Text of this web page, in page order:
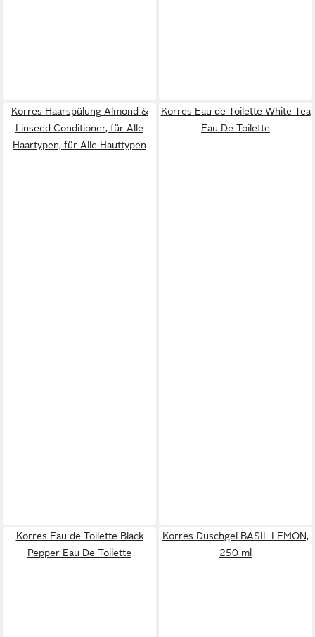
Korres Haarspülung Almond &
Linseed Conditioner, für Alle
Haartypen, für Alle Hauttypen
Korres Eau de Toilette White Tea
Eau De Toilette
Korres Eau de Toilette Black
Pepper Eau De Toilette
Korres Duschgel BASIL LEMON,
250 ml